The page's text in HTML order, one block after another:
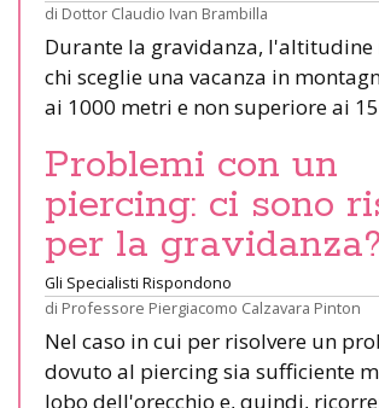
di Dottor Claudio Ivan Brambilla
Durante la gravidanza, l'altitudine
chi sceglie una vacanza in
ai 1000 metri e non superiore ai
Problemi con un
piercing: ci sono
per la gravidanza?
Gli Specialisti Rispondono
di Professore Piergiacomo Calzavara Pinton
Nel caso in cui per risolvere un
dovuto al piercing sia sufficiente
lobo dell'orecchio e, quindi,